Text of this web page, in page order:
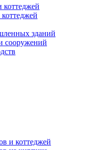
коттеджей
зданий
сооружений
и коттеджей